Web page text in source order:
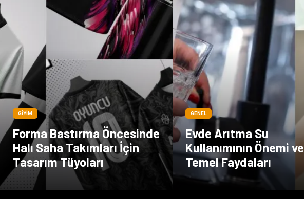
GIYIM
Forma Bastırma Öncesinde
Halı Saha Takımları İçin
Tasarım Tüyoları
GENEL
Evde Arıtma Su
Kullanımının Önemi ve
Temel Faydaları